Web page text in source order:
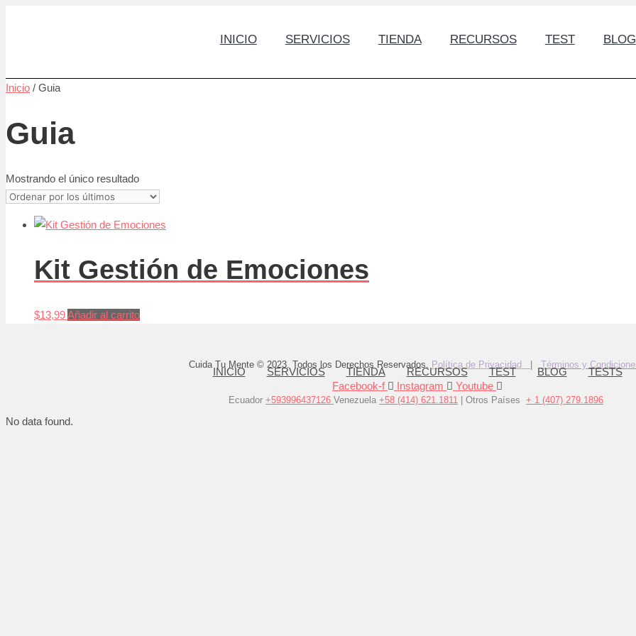
INICIO SERVICIOS TIENDA RECURSOS TEST BLOG
Inicio / Guia
Guia
Mostrando el único resultado
Kit Gestión de Emociones
$13,99Añadir al carrito
INICIO SERVICIOS TIENDA RECURSOS TEST BLOG TESTS
Ecuador +593996437126 Venezuela +58 (414) 621.1811 | Otros Países + 1 (407) 279.1896
Cuida Tu Mente © 2023. Todos los Derechos Reservados. Política de Privacidad Términos y
Facebook-f Instagram Youtube
No data found.